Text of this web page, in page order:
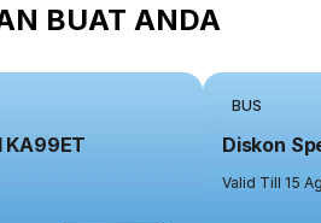
BUAT ANDA
KA99ET
BUS
Diskon
Valid Till 15